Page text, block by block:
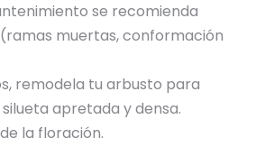
se recomienda
muertas, conformación
remodela tu arbusto para
apretada y densa.
la floración.